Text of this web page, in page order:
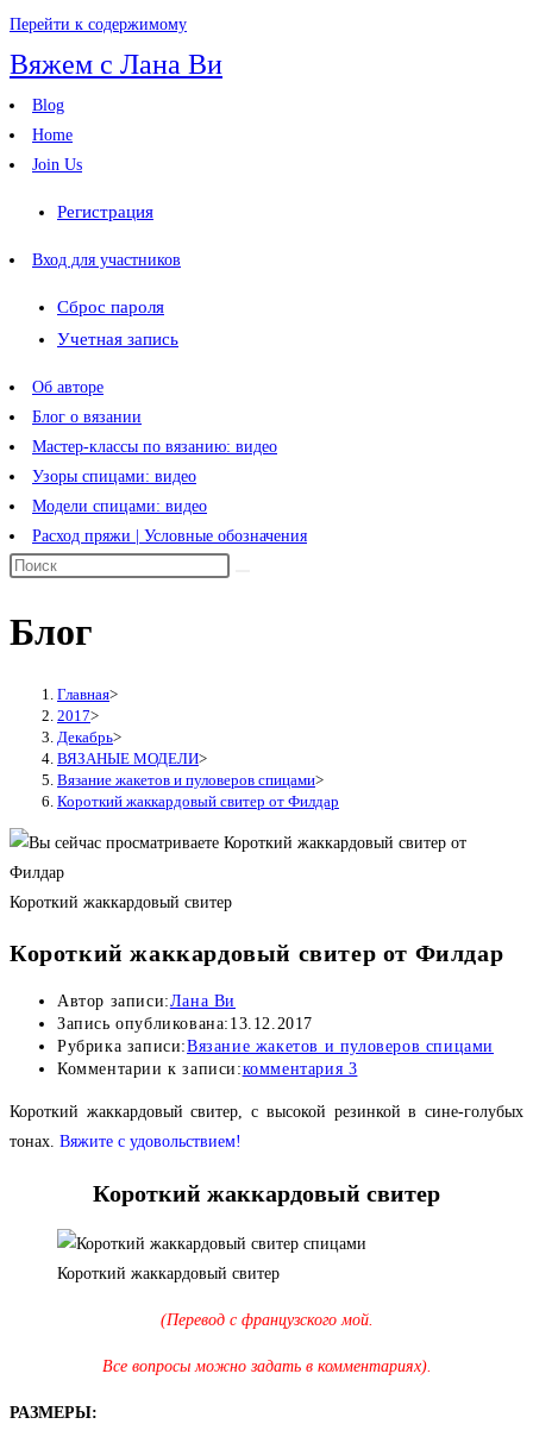
Перейти к содержимому
Вяжем с Лана Ви
Blog
Home
Join Us
Регистрация
Вход для участников
Сброс пароля
Учетная запись
Об авторе
Блог о вязании
Мастер-классы по вязанию: видео
Узоры спицами: видео
Модели спицами: видео
Расход пряжи | Условные обозначения
Блог
Главная>
2017>
Декабрь>
ВЯЗАНЫЕ МОДЕЛИ>
Вязание жакетов и пуловеров спицами>
Короткий жаккардовый свитер от Филдар
Короткий жаккардовый свитер
Короткий жаккардовый свитер от Филдар
Автор записи:Лана Ви
Запись опубликована: 13.12.2017
Рубрика записи:Вязание жакетов и пуловеров спицами
Комментарии к записи:комментария 3
Короткий жаккардовый свитер, с высокой резинкой в сине-голубых
тонах. Вяжите с удовольствием!
Короткий жаккардовый свитер
Короткий жаккардовый свитер
(Перевод с французского мой.
Все вопросы можно задать в комментариях).
РАЗМЕРЫ: